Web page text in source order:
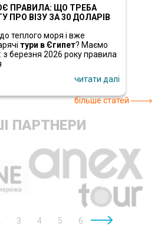
ПРАВИЛА: ЩО ТРЕБА
ПРО ВІЗУ ЗА 30 ДОЛАРІВ
теплого моря і вже
тури в Єгипет? Маємо
з березня 2026 року правила
читати далі
більше статей
ПАРТНЕРИ
3 4 5 6